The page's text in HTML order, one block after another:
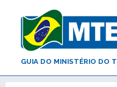
GUIA DO MINISTÉRIO DO